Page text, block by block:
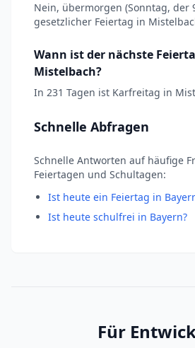
Nein, übermorgen (Sonntag, der
gesetzlicher Feiertag in
Wann ist der nächste
Mistelbach?
In 231 Tagen ist Karfreitag in
Schnelle Abfragen
Schnelle Antworten auf häufige
Feiertagen und Schultagen:
Ist heute ein Feiertag in
Ist heute schulfrei in Bayern?
Für